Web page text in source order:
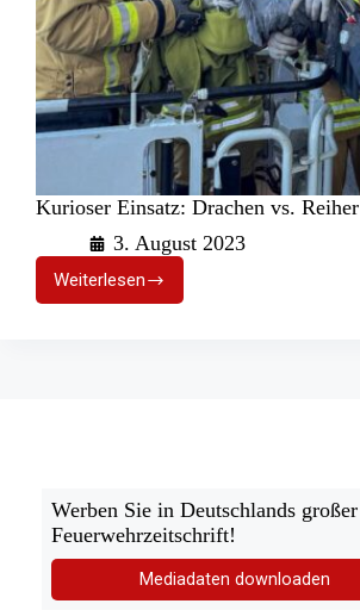
Kurioser Einsatz: Drachen vs. Reiher
3. August 2023
Weiterlesen
Kurioser
Einsatz:
Werben Sie in Deutschlands großer
Feuerwehrzeitschrift!
Mediadaten downloaden